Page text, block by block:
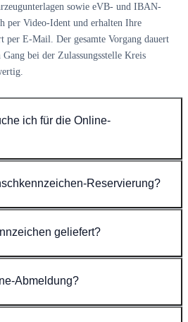
sowie eVB- und IBAN-
per Video-Ident und erhalten Ihre
per E-Mail. Der gesamte Vorgang dauert
bei der Zulassungsstelle Kreis
ich für die Online-
Reservierung?
geliefert?
Abmeldung?